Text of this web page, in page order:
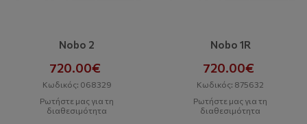
Nobo 2
720.00€
Κωδικός: 068329
Ρωτήστε μας για τη
διαθεσιμότητα
Nobo 1R
720.00€
Κωδικός: 875632
Ρωτήστε μας για τη
διαθεσιμότητα